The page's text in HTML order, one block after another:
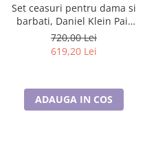
Set ceasuri pentru dama si
barbati, Daniel Klein Pair
DK.1.13908.4
720,00 Lei
619,20 Lei
ADAUGA IN COS